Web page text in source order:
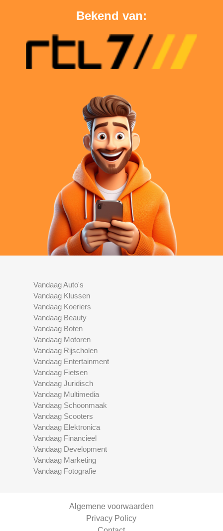
Bekend van:
Vandaag Auto's
Vandaag Klussen
Vandaag Koeriers
Vandaag Beauty
Vandaag Boten
Vandaag Motoren
Vandaag Rijscholen
Vandaag Entertainment
Vandaag Fietsen
Vandaag Juridisch
Vandaag Multimedia
Vandaag Schoonmaak
Vandaag Scooters
Vandaag Elektronica
Vandaag Financieel
Vandaag Development
Vandaag Marketing
Vandaag Fotografie
Algemene voorwaarden
Privacy Policy